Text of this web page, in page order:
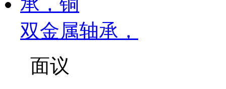
双金属轴承，
面议